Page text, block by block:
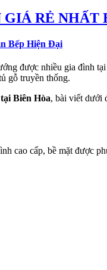
GIÁ RẺ
Bếp Hiện Đại
được nhiều gia đình
gỗ truyền thống.
Biên Hòa, bài viết dưới
cao cấp, bề mặt được